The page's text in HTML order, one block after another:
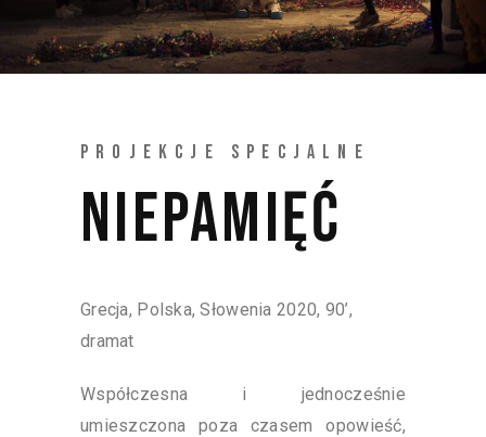
PROJEKCJE SPECJALNE
NIEPAMIĘĆ
Grecja, Polska, Słowenia 2020, 90’,
dramat
Współczesna i jednocześnie
umieszczona poza czasem opowieść,